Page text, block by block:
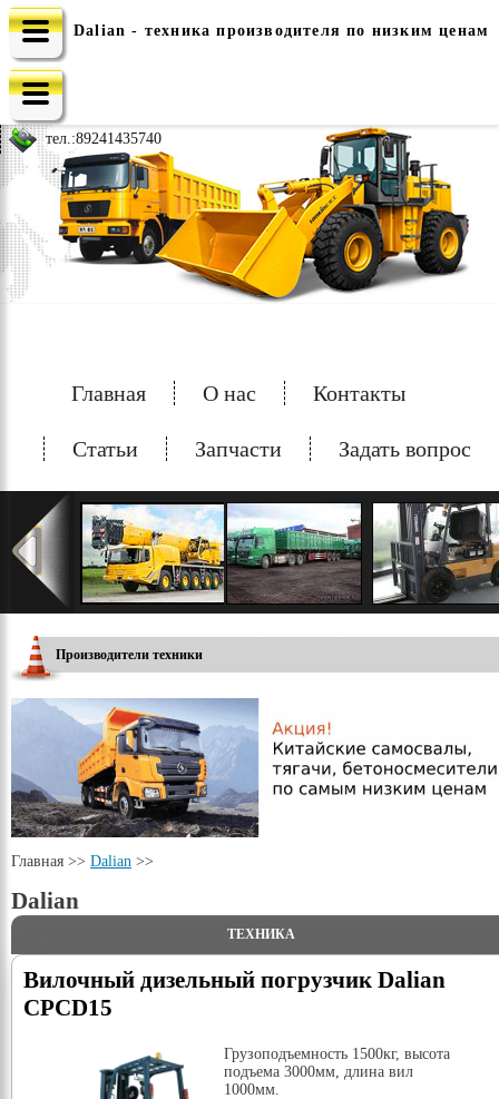
e-mail: china-spec@inbox.ru
тел.:89241435740
Главная О нас Контакты
Статьи Запчасти Задать вопрос
Производители техники
Главная >> Dalian >>
Dalian
ТЕХНИКА
Вилочный дизельный погрузчик Dalian
CPCD15
Грузоподъемность 1500кг, высота
подъема 3000мм, длина вил
1000мм.
Dalian - техника производителя по низким ценам